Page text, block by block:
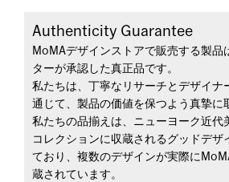
Authenticity Guarantee
MoMAデザインストアで販売する製品
ターが承認した真正品です。
私たちは、丁寧なリサーチとデザイナ
通じて、製品の価値を保つよう真摯に
私たちの品揃えは、ニューヨーク近代
コレクションに収蔵されるグッドデザ
ており、複数のデザインが実際に
蔵されています。